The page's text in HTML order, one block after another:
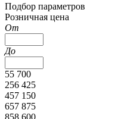
Подбор параметров
Розничная цена
От
До
55 700
256 425
457 150
657 875
858 600